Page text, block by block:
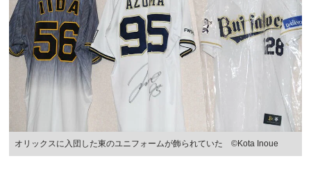
オリックスに入団した東のユニフォームが飾られていた ©Kota Inoue